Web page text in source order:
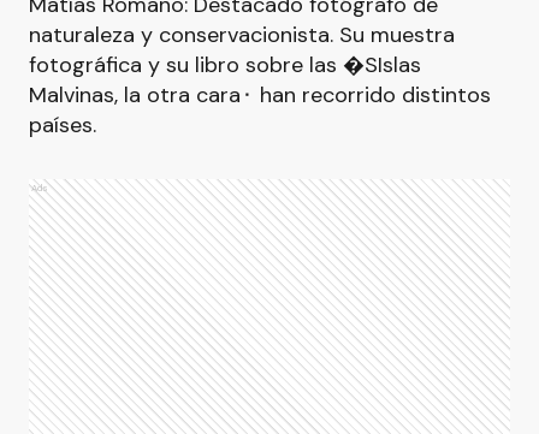
naturaleza y conservacionista. Su muestra
fotográfica y su libro sobre las �SIslas
Malvinas, la otra cara⬝ han recorrido distintos
países.
Ads